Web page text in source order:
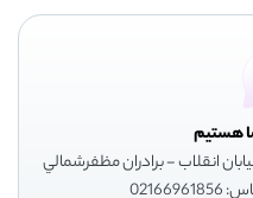
هستیم
انقلاب - برادران مظفرشمالي